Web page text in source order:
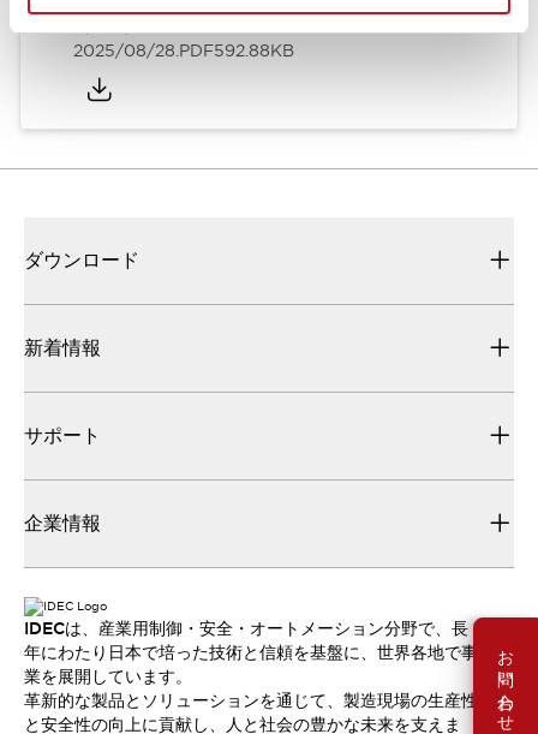
お問い合わせ
2025/08/28.PDF592.88KB
ダウンロード
新着情報
サポート
企業情報
IDECは、産業用制御・安全・オートメーション分野で、長
年にわたり日本で培った技術と信頼を基盤に、世界各地で事
業を展開しています。
革新的な製品とソリューションを通じて、製造現場の生産性
と安全性の向上に貢献し、人と社会の豊かな未来を支えま